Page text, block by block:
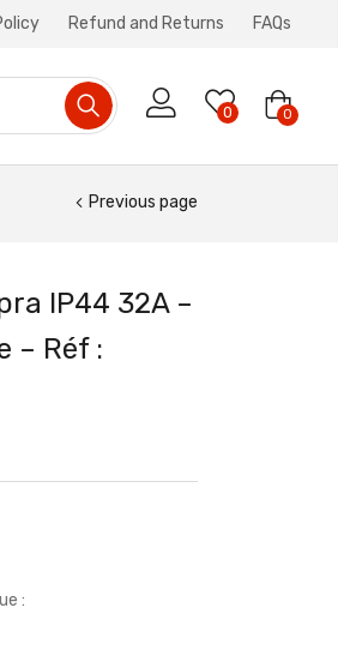
Refund and Returns FAQs
0 0
Previous page
IP44 32A –
– Réf :
: